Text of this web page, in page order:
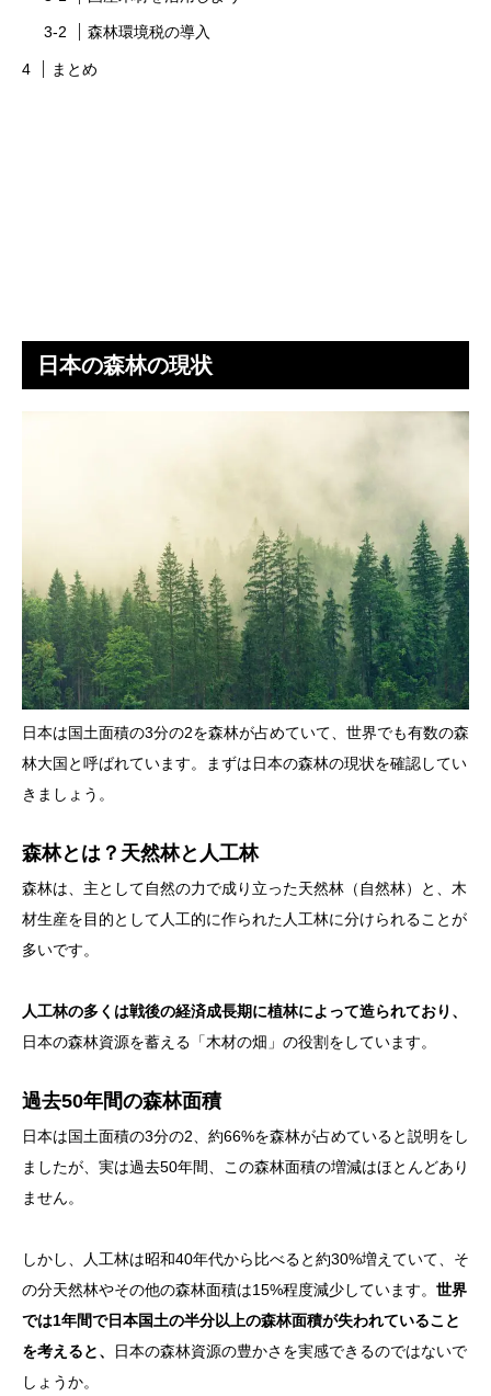
森林環境税の導入
まとめ
日本の森林の現状
日本は国土面積の3分の2を森林が占めていて、世界でも有数の森
林大国と呼ばれています。まずは日本の森林の現状を確認してい
きましょう。
森林とは？天然林と人工林
森林は、主として自然の力で成り立った天然林（自然林）と、木
材生産を目的として人工的に作られた人工林に分けられることが
多いです。
人工林の多くは戦後の経済成長期に植林によって造られており、
日本の森林資源を蓄える「木材の畑」の役割をしています。
過去50年間の森林面積
日本は国土面積の3分の2、約66%を森林が占めていると説明をし
ましたが、実は過去50年間、この森林面積の増減はほとんどあり
ません。
しかし、人工林は昭和40年代から比べると約30%増えていて、そ
の分天然林やその他の森林面積は15%程度減少しています。 世界
では1年間で日本国土の半分以上の森林面積が失われていること
を考えると、
日本の森林資源の豊かさを実感できるのではないで
しょうか。